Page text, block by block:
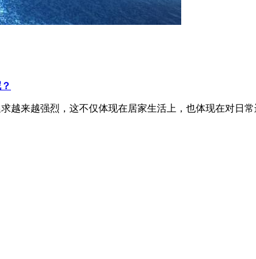
越来越强烈，这不仅体现在居家生活上，也体现在对日